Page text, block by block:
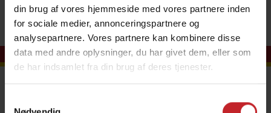
din brug af vores hjemmeside med vores partnere inden
for sociale medier, annonceringspartnere og
analysepartnere. Vores partnere kan kombinere disse
data med andre oplysninger, du har givet dem, eller som
de har indsamlet fra din brug af deres tjenester.
Kontakt os